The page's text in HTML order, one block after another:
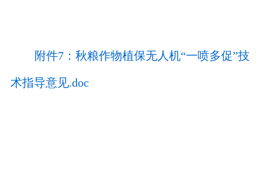
附件7：秋粮作物植保无人机“一喷多促”技
术指导意见.doc